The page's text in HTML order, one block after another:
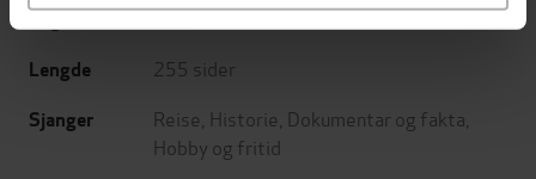
26.11.2014
Lengde 255 sider
Sjanger Reise Historie Dokumentar og fakta
Hobby og fritid